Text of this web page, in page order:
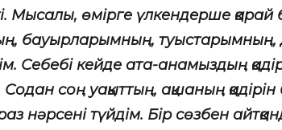
Мысалы, өмірге үлкендерше
бауырларымның,
Себебі кейде ата-анамыздың
соң уақыттың, ақшаның қадірін
нәрсені түйдім. Бір сөзбен